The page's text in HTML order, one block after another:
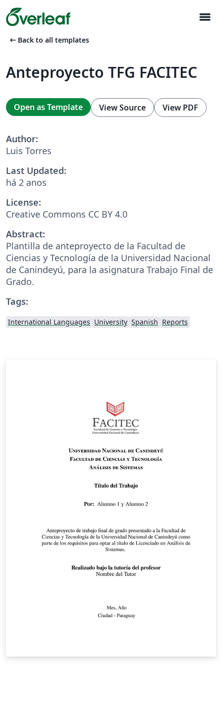
menu
arrow_left_alt Back to all templates
Anteproyecto TFG FACITEC
Open as Template View Source View PDF
Author:
Luis Torres
Last Updated:
há 2 anos
License:
Creative Commons CC BY 4.0
Abstract:
Plantilla de anteproyecto de la Facultad de
Ciencias y Tecnología de la Universidad Nacional
de Canindeyú, para la asignatura Trabajo Final de
Grado.
Tags:
International Languages University Spanish Reports